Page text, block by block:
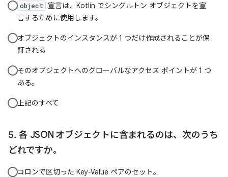
object
宣言は、Kotlin でシングルトン オブジェクトを宣
言するために使用します。
オブジェクトのインスタンスが 1 つだけ作成されることが保
証される
そのオブジェクトへのグローバルなアクセス ポイントが 1 つ
ある。
上記のすべて
各 JSON オブジェクトに含まれるのは、次のうち
どれですか。
コロンで区切った Key-Value ペアのセット。